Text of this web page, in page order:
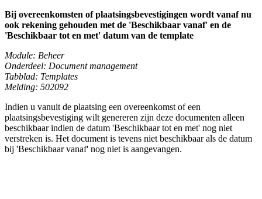
Bij overeenkomsten of plaatsingsbevestigingen wordt vanaf nu
ook rekening gehouden met de 'Beschikbaar vanaf' en de
'Beschikbaar tot en met' datum van de template
Module: Beheer
Onderdeel: Document management
Tabblad: Templates
Melding: 502092
Indien u vanuit de plaatsing een overeenkomst of een
plaatsingsbevestiging wilt genereren zijn deze documenten alleen
beschikbaar indien de datum 'Beschikbaar tot en met' nog niet
verstreken is. Het document is tevens niet beschikbaar als de datum
bij 'Beschikbaar vanaf' nog niet is aangevangen.